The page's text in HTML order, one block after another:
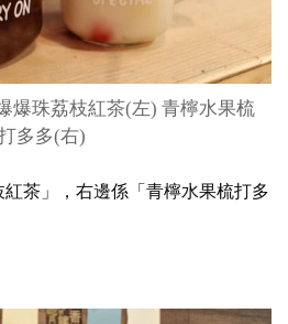
爆珠荔枝紅茶(左) 青檸水果梳
多多(右)
茶」，右邊係「青檸水果梳打多